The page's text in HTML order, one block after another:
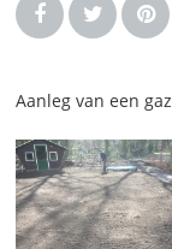
Aanleg van een